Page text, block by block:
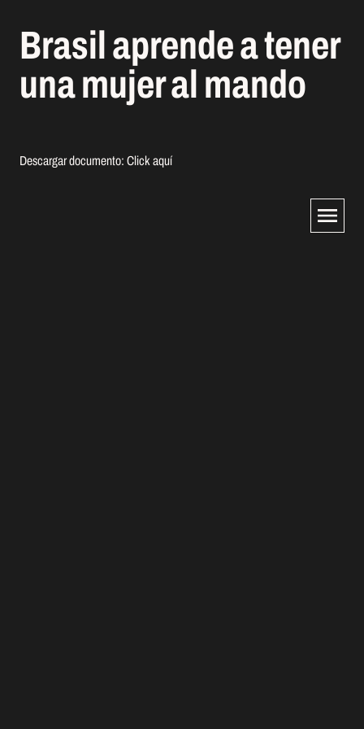
Brasil aprende a tener
una mujer al mando
Descargar documento: Click aquí